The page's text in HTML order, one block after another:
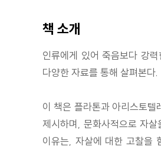
책 소개
인류에게 있어 죽음보다 강
다양한 자료를 통해 살펴본다.
이 책은 플라톤과 아리스토
제시하며, 문화사적으로 자
이유는, 자살에 대한 고찰을